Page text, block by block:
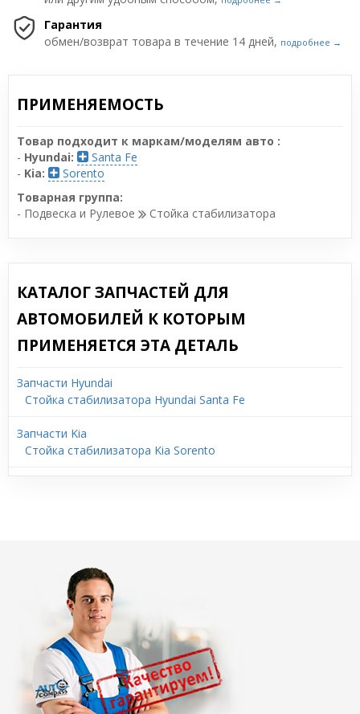
Гарантия
обмен/возврат товара в течение 14 дней, подробнее →
ПРИМЕНЯЕМОСТЬ
Товар подходит к маркам/моделям авто :
- Hyundai:
Santa Fe
- Kia:
Sorento
Товарная группа:
- Подвеска и Рулевое
Стойка стабилизатора
КАТАЛОГ ЗАПЧАСТЕЙ ДЛЯ
АВТОМОБИЛЕЙ К КОТОРЫМ
ПРИМЕНЯЕТСЯ ЭТА ДЕТАЛЬ
Запчасти Hyundai
Стойка стабилизатора Hyundai Santa Fe
Запчасти Kia
Стойка стабилизатора Kia Sorento